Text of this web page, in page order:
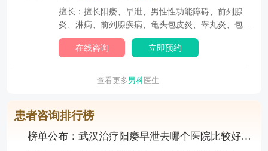
擅长：擅长阳痿、早泄、男性性功能障碍、前列腺
炎、淋病、前列腺疾病、龟头包皮炎、睾丸炎、包皮
过长、...
在线咨询
立即预约
查看更多男科医生
患者咨询排行榜
榜单公布：武汉治疗阳痿早泄去哪个医院比较好-武汉男科医院哪家靠谱